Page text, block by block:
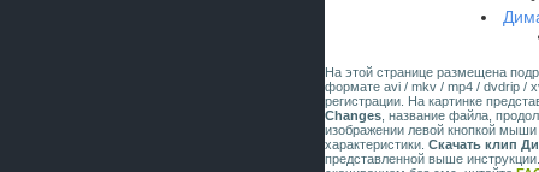
На этой странице размещена
формате avi / mkv / mp4 / dvdrip /
регистрации. На картинке
Changes , название файла,
изображении левой кнопкой
характеристики. Скачать клип
представленной выше